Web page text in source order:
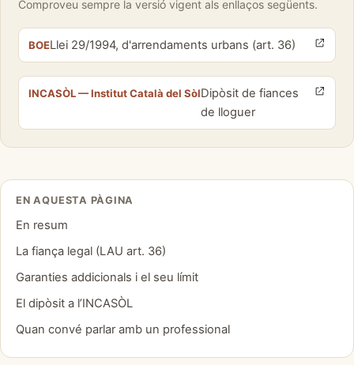
Comproveu sempre la versió vigent als enllaços següents.
BOELlei 29/1994, d'arrendaments urbans (art. 36)
INCASÒL — Institut Català del SòlDipòsit de fiances
de lloguer
EN AQUESTA PÀGINA
En resum
La fiança legal (LAU art. 36)
Garanties addicionals i el seu límit
El dipòsit a l’INCASÒL
Quan convé parlar amb un professional